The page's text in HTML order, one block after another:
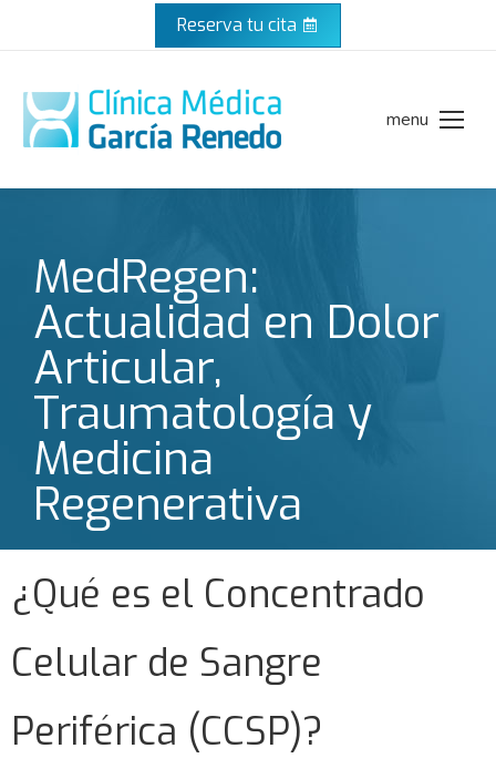
Reserva tu cita
menu
MedRegen:
Actualidad en Dolor
Articular,
Traumatología y
Medicina
Regenerativa
¿Qué es el Concentrado
Celular de Sangre
Periférica (CCSP)?